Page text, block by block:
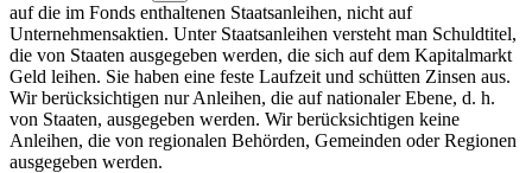
auf die im Fonds enthaltenen Staatsanleihen, nicht auf
Unternehmensaktien. Unter Staatsanleihen versteht man Schuldtitel,
die von Staaten ausgegeben werden, die sich auf dem Kapitalmarkt
Geld leihen. Sie haben eine feste Laufzeit und schütten Zinsen aus.
Wir berücksichtigen nur Anleihen, die auf nationaler Ebene, d. h.
von Staaten, ausgegeben werden. Wir berücksichtigen keine
Anleihen, die von regionalen Behörden, Gemeinden oder Regionen
ausgegeben werden.